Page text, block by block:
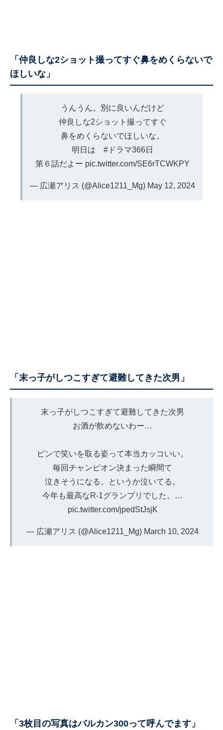
「仲良しな2ショット撮ってすぐ鼻をめくらないで
ほしいな」
うんうん。別に良いんだけど
仲良しな2ショット撮ってすぐ
鼻をめくらないでほしいな。
明日は #ドラマ366日
第６話だよー pic.twitter.com/SE6rTCWKPY
— 広瀬アリス (@Alice1211_Mg) May 12, 2024
「末っ子がしつこすぎて避難してきた次男」
末っ子がしつこすぎて避難してきた次男
お酒が飲めないわー…
ピンで笑いを取る姿って本当カッコいい。
毎回チャンピオン決まった瞬間て
泣きそうになる。というか泣いてる。
今年も最高なR-1グランプリでした。…
pic.twitter.com/jpedStJsjK
— 広瀬アリス (@Alice1211_Mg) March 10, 2024
「3枚目の写真はバルカン300って呼んでます」